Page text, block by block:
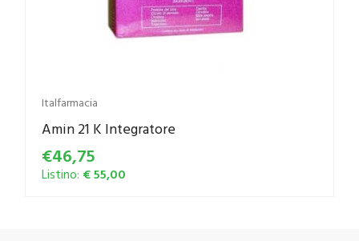
Italfarmacia
Amin 21 K Integratore
€46,75
Listino: € 55,00